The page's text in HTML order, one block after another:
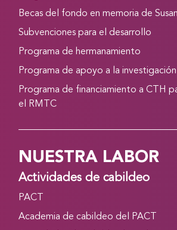
Becas del fondo en memoria de
Subvenciones para el desarrollo
Programa de hermanamiento
Programa de apoyo a la
Programa de financiamiento a CTH
el RMTC
NUESTRA LABOR
Actividades de cabildeo
PACT
Academia de cabildeo del PACT